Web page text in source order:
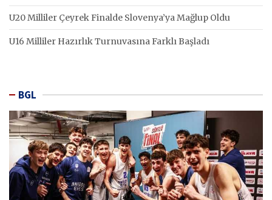
U20 Milliler Çeyrek Finalde Slovenya’ya Mağlup Oldu
U16 Milliler Hazırlık Turnuvasına Farklı Başladı
BGL